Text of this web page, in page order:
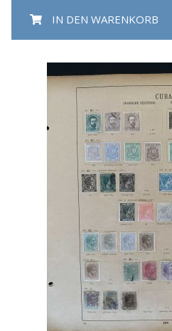
IN DEN WARENKORB